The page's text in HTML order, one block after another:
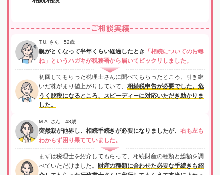
ご相談実績
T.U. さん 52歳
親がとくなって半年くらい経過したとき
「相続についてのお尋
ね」というハガキが税務署から届いてビックリしました。
初回してもらった税理士さんに聞べてもらったところ、引き継
いだ株がまり値上がりしていて、 相続税申告が必要でした。危
うく脱税になるところ、スピーディーに対応いただき助かりま
した。
M.A. さん 48歳
突然親が他界し、相続手続きが必要になりましたが、 右も左も
わからず困り果てていました。
まずは税理士を紹介してもらって、相続財産の種類と総額を調
べていただけました。 財産の種類に合わせた必要な手続きも紹